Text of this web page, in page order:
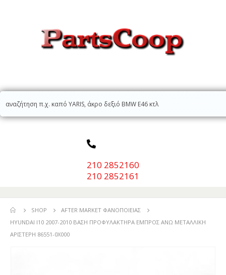
210 2852160
210 2852161
SHOP
AFTER MARKET ΦΑΝΟΠΟΙΕΊΑΣ
HYUNDAI I10 2007-2010 ΒΑΣΗ ΠΡΟΦΥΛΑΚΤΗΡΑ ΕΜΠΡΟΣ ΑΝΩ ΜΕΤΑΛΛΙΚΗ
ΑΡΙΣΤΕΡΗ 86551-0X000